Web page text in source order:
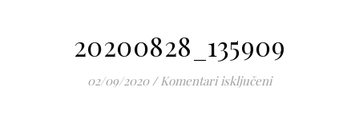
20200828_135909
02/09/2020 / Komentari isključeniza